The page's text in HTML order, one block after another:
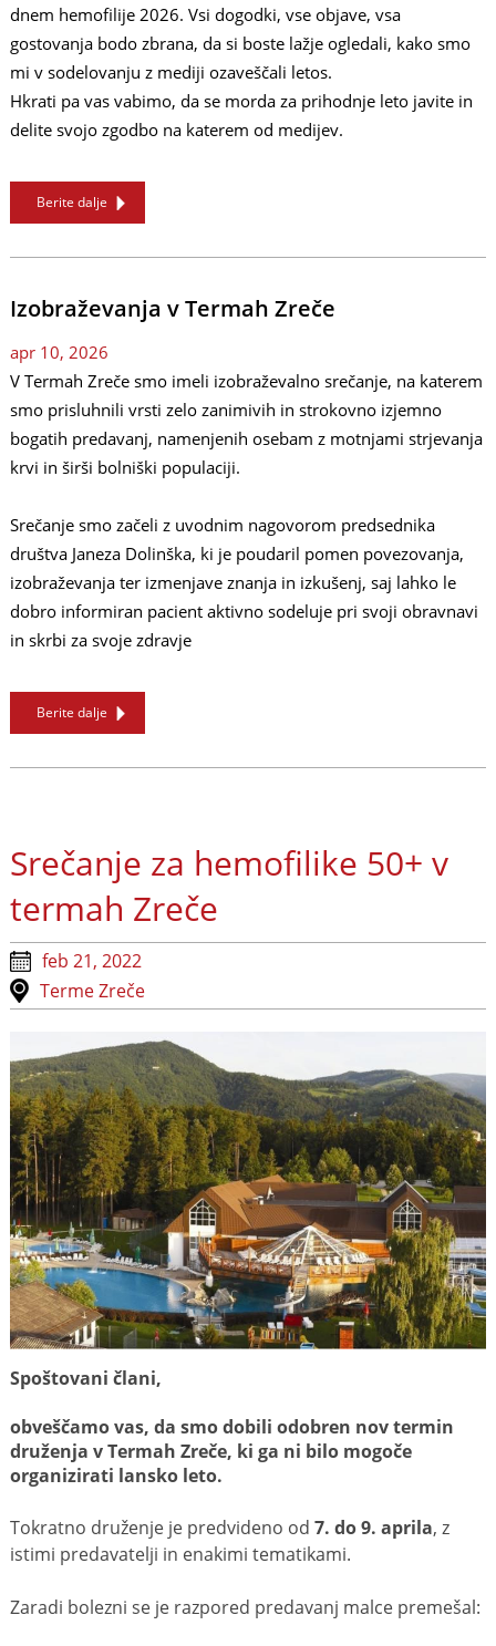
dnem hemofilije 2026. Vsi dogodki, vse objave, vsa
gostovanja bodo zbrana, da si boste lažje ogledali, kako smo
mi v sodelovanju z mediji ozaveščali letos.
Hkrati pa vas vabimo, da se morda za prihodnje leto javite in
delite svojo zgodbo na katerem od medijev.
Berite dalje
Izobraževanja v Termah Zreče
apr 10, 2026
V Termah Zreče smo imeli izobraževalno srečanje, na katerem
smo prisluhnili vrsti zelo zanimivih in strokovno izjemno
bogatih predavanj, namenjenih osebam z motnjami strjevanja
krvi in širši bolniški populaciji.
Srečanje smo začeli z uvodnim nagovorom predsednika
društva Janeza Dolinška, ki je poudaril pomen povezovanja,
izobraževanja ter izmenjave znanja in izkušenj, saj lahko le
dobro informiran pacient aktivno sodeluje pri svoji obravnavi
in skrbi za svoje zdravje
Berite dalje
Srečanje za hemofilike 50+ v
termah Zreče
feb 21, 2022
Terme Zreče
Spoštovani člani,
obveščamo vas, da smo dobili odobren nov termin
druženja v Termah Zreče, ki ga ni bilo mogoče
organizirati lansko leto.
Tokratno druženje je predvideno od 7. do 9. aprila, z
istimi predavatelji in enakimi tematikami.
Zaradi bolezni se je razpored predavanj malce premešal: